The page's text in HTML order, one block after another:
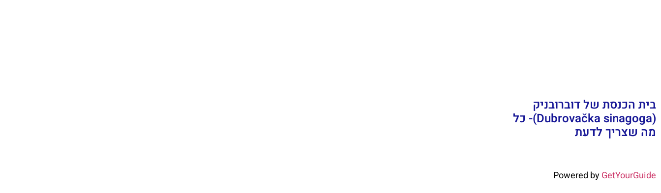
בית הכנסת של דוברובניק
(Dubrovačka sinagoga)- כל
מה שצריך לדעת
Powered byGetYourGuide